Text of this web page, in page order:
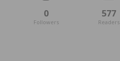
0
Followers
577
Readers